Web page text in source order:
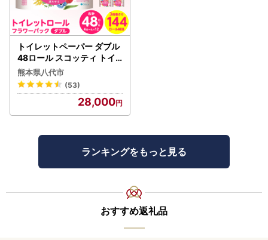
トイレットペーパー ダブル
48ロール スコッティ トイ
レット
熊本県八代市
(53)
28,000
ランキングをもっと見る
おすすめ返礼品